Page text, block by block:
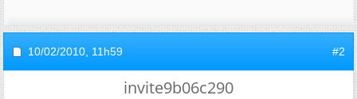
10/02/2010, 11h59 #2
invite9b06c290